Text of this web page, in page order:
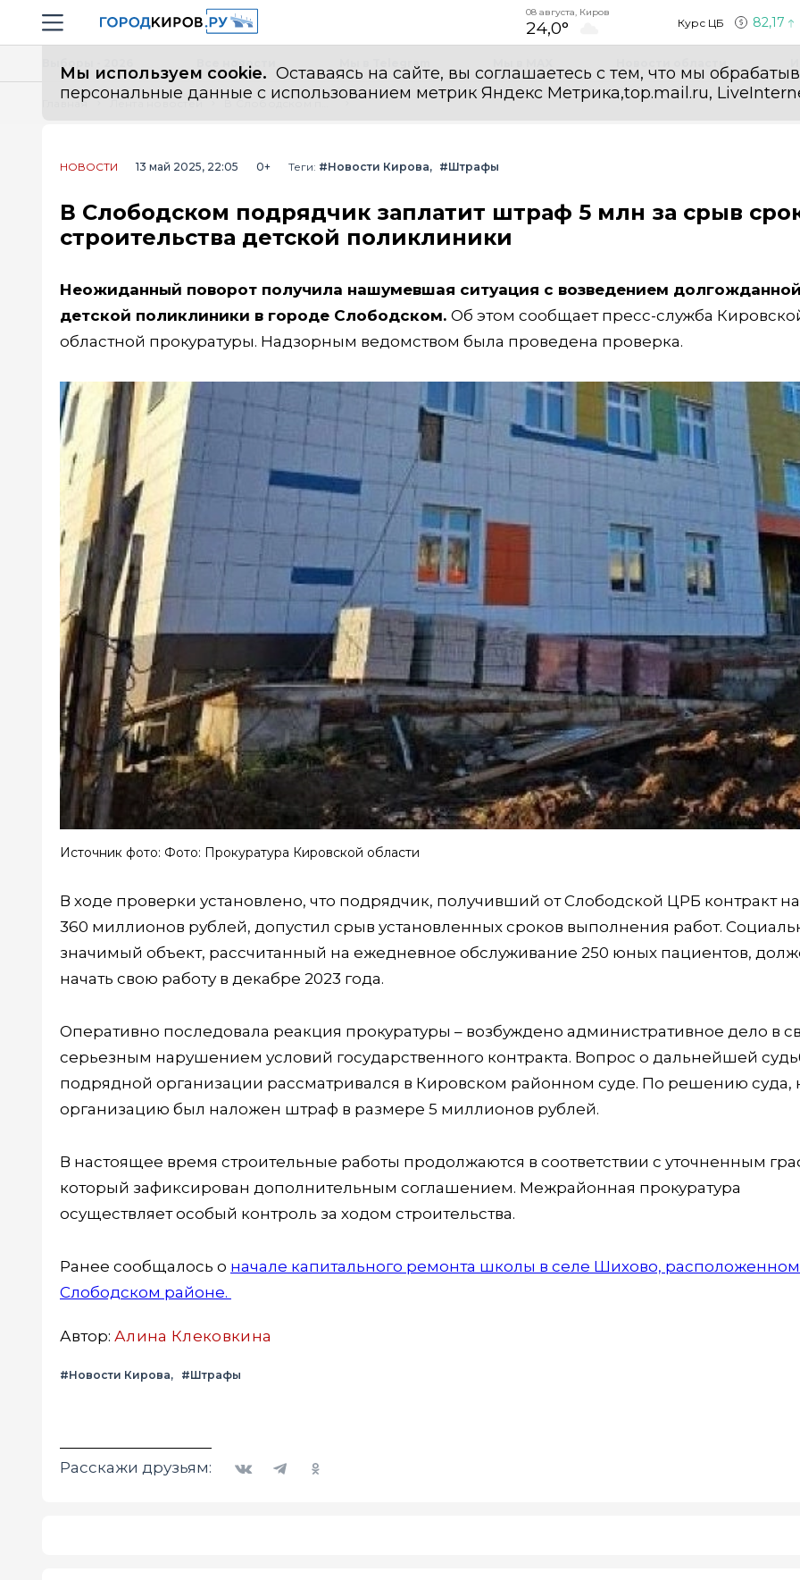
Навигация сайта
08 августа, Киров
24,0° Курс ЦБ 82,17
Мы используем cookie. Оставаясь на сайте, вы соглашаетесь с тем, что мы
персональные данные с использованием метрик Яндекс Метрика,top.mail.ru,
Все новости
Главная Лента новостей
НОВОСТИ 13 май 2025, 22:05 0+ Теги: #Новости Кирова #Штрафы
В Слободском подрядчик заплатит штраф 5 млн за срыв
строительства детской поликлиники
Неожиданный поворот получила нашумевшая ситуация с возведением
детской поликлиники в городе Слободском. Об этом сообщает пресс-служба
областной прокуратуры. Надзорным ведомством была проведена проверка.
Источник фото: Фото: Прокуратура Кировской области
В ходе проверки установлено, что подрядчик, получивший от Слободской ЦРБ контракт
360 миллионов рублей, допустил срыв установленных сроков выполнения работ.
значимый объект, рассчитанный на ежедневное обслуживание 250 юных пациентов,
начать свою работу в декабре 2023 года.
Оперативно последовала реакция прокуратуры – возбуждено административное дело в
серьезным нарушением условий государственного контракта. Вопрос о дальнейшей
подрядной организации рассматривался в Кировском районном суде. По решению суда,
организацию был наложен штраф в размере 5 миллионов рублей.
В настоящее время строительные работы продолжаются в соответствии с уточненным
который зафиксирован дополнительным соглашением. Межрайонная прокуратура
осуществляет особый контроль за ходом строительства.
Ранее сообщалось о начале капитального ремонта школы в селе Шихово,
Слободском районе.
Автор: Алина Клековкина
#Новости Кирова #Штрафы
Расскажи друзьям: